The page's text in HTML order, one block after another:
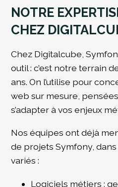
NOTRE
CHEZ
Chez Digitalcube,
outil : c’est notre terrain
ans. On l’utilise pour
web sur mesure,
s’adapter à vos enjeux
Nos équipes ont déjà
de projets Symfony,
variés :
Logiciels métiers :